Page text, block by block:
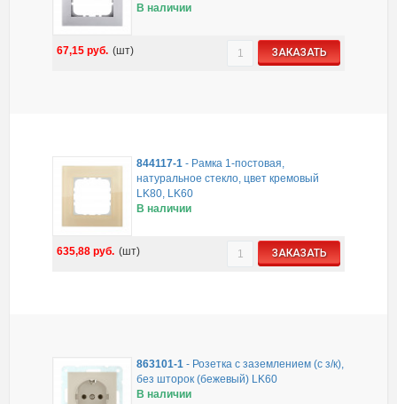
В наличии
67,15 руб. (шт) ЗАКАЗАТЬ
844117-1 - Рамка 1-постовая,
натуральное стекло, цвет кремовый
LK80, LK60
В наличии
635,88 руб. (шт) ЗАКАЗАТЬ
863101-1 - Розетка с заземлением (с з/к),
без шторок (бежевый) LK60
В наличии